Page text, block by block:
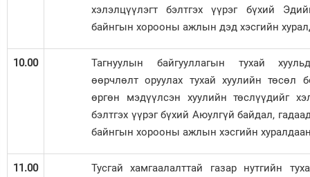
хэлэлцүүлэгт бэлтгэх үүрэг бүхий
байнгын хорооны ажлын дэд хэсгийн
10.00
Тагнуулын байгууллагын тухай
өөрчлөлт оруулах тухай хуулийн төсөл
өргөн мэдүүлсэн хуулийн төслүүдийг
бэлтгэх үүрэг бүхий Аюулгүй байдал,
байнгын хорооны ажлын хэсгийн
11.00
Тусгай хамгаалалттай газар нутгийн